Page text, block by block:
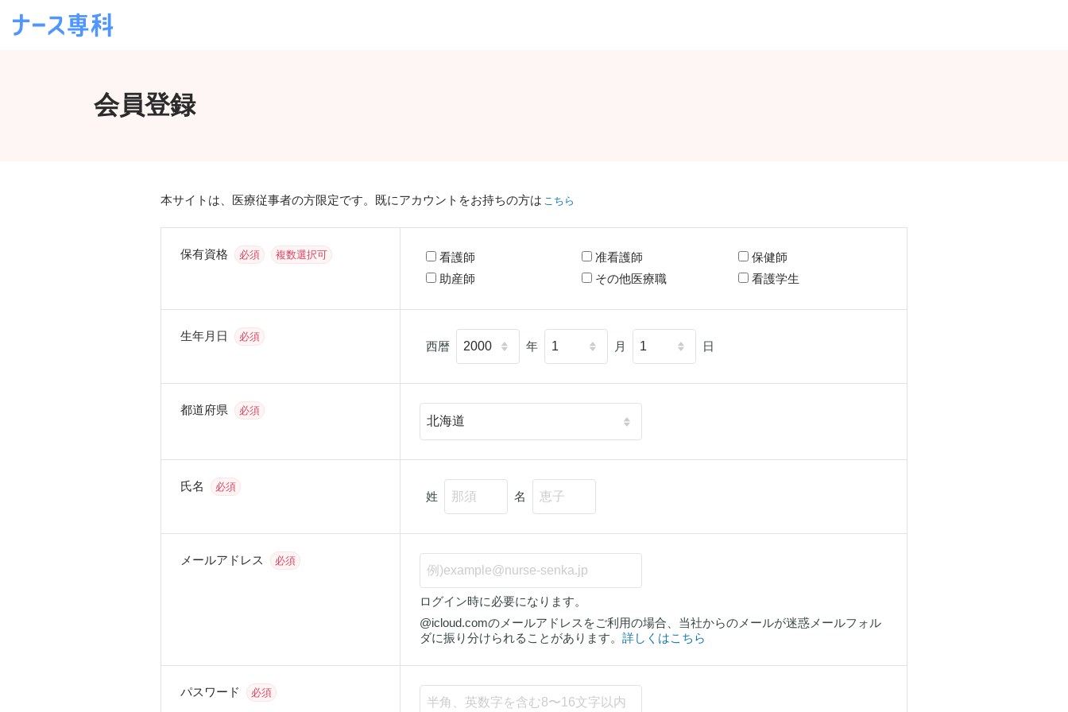
会員登録
本サイトは、医療従事者の方限定です。既にアカウントをお持ちの方は こちら
保有資格 必須 複数選択可 看護師 准看護師
保健師
助産師
その他医療職 看護学生
生年月日 必須
西暦 年 月 日
都道府県 必須
氏名 必須
姓 名
メールアドレス 必須
ログイン時に必要になります。
@icloud.comのメールアドレスをご利用の場合、当社からのメールが迷惑メールフォル
ダに振り分けられることがあります。 詳しくはこちら
パスワード 必須